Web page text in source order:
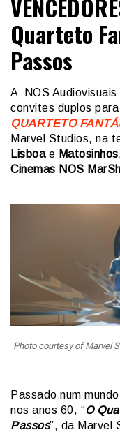
Quarteto
Passos
A NOS
convites duplos
QUARTETO
Marvel Studios, na
Lisboae Matosinhos
Cinemas NOS
Photo courtesy of Marvel
Passado num
nos anos 60, “O
Passos”, da Marvel